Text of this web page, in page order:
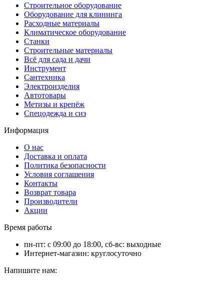
Строительное оборудование
Оборудование для клининга
Расходные материалы
Климатическое оборудование
Станки
Строительные материалы
Всё для сада и дачи
Инструмент
Сантехника
Электроизделия
Автотовары
Метизы и крепёж
Спецодежда и сиз
Информация
О нас
Доставка и оплата
Политика безопасности
Условия соглашения
Контакты
Возврат товара
Производители
Акции
Время работы
пн-пт: с 09:00 до 18:00, сб-вс: выходные
Интернет-магазин: круглосуточно
Напишите нам: